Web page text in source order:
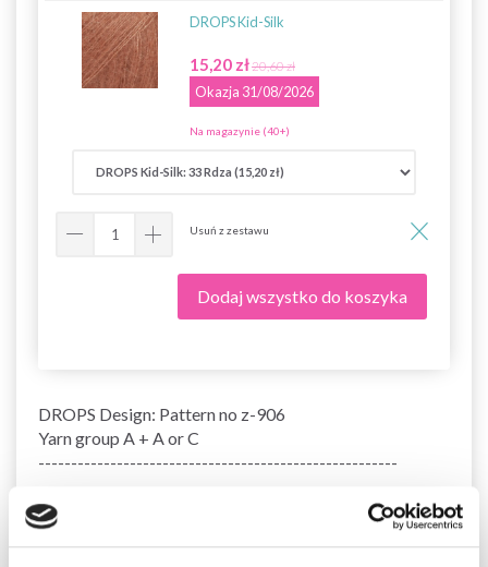
DROPS Kid-Silk
15,20 zł20,60 zł
Okazja 31/08/2026
Na magazynie (40+)
Usuń z zestawu
Dodaj wszystko do koszyka
DROPS Design: Pattern no z-906
Yarn group A + A or C
-------------------------------------------------------
SIZES: